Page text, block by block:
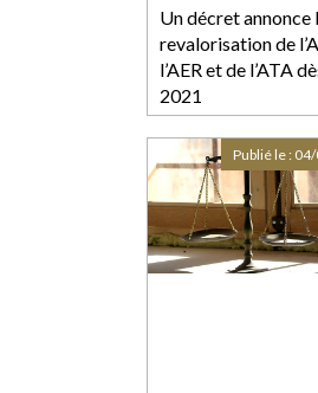
Un décret annonce
revalorisation de
l’AER et de l’ATA
2021
Publié le :